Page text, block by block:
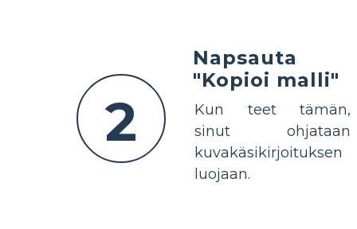
2
Napsauta
"Kopioi malli"
Kun teet tämän,
sinut ohjataan
kuvakäsikirjoituksen
luojaan.